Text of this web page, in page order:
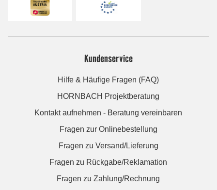
Kundenservice
Hilfe & Häufige Fragen (FAQ)
HORNBACH Projektberatung
Kontakt aufnehmen - Beratung vereinbaren
Fragen zur Onlinebestellung
Fragen zu Versand/Lieferung
Fragen zu Rückgabe/Reklamation
Fragen zu Zahlung/Rechnung